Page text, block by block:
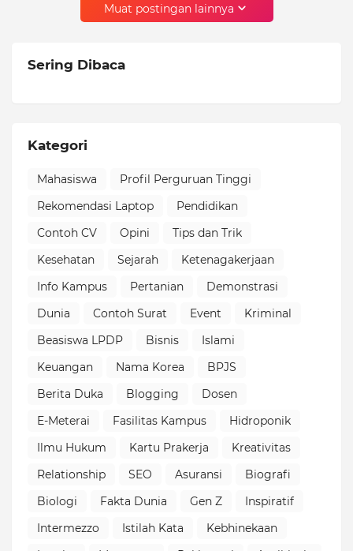
Muat postingan lainnya
Sering Dibaca
Kategori
Mahasiswa
Profil Perguruan Tinggi
Rekomendasi Laptop
Pendidikan
Contoh CV
Opini
Tips dan Trik
Kesehatan
Sejarah
Ketenagakerjaan
Info Kampus
Pertanian
Demonstrasi
Dunia
Contoh Surat Event
Kriminal
Beasiswa LPDP
Bisnis
Islami
Keuangan
Nama Korea
BPJS
Berita Duka
Blogging
Dosen
E-Meterai
Fasilitas Kampus
Hidroponik
Ilmu Hukum
Kartu Prakerja
Kreativitas
Relationship
SEO Asuransi
Biografi
Biologi
Fakta Dunia Gen Z
Inspiratif
Intermezzo
Istilah Kata
Kebhinekaan